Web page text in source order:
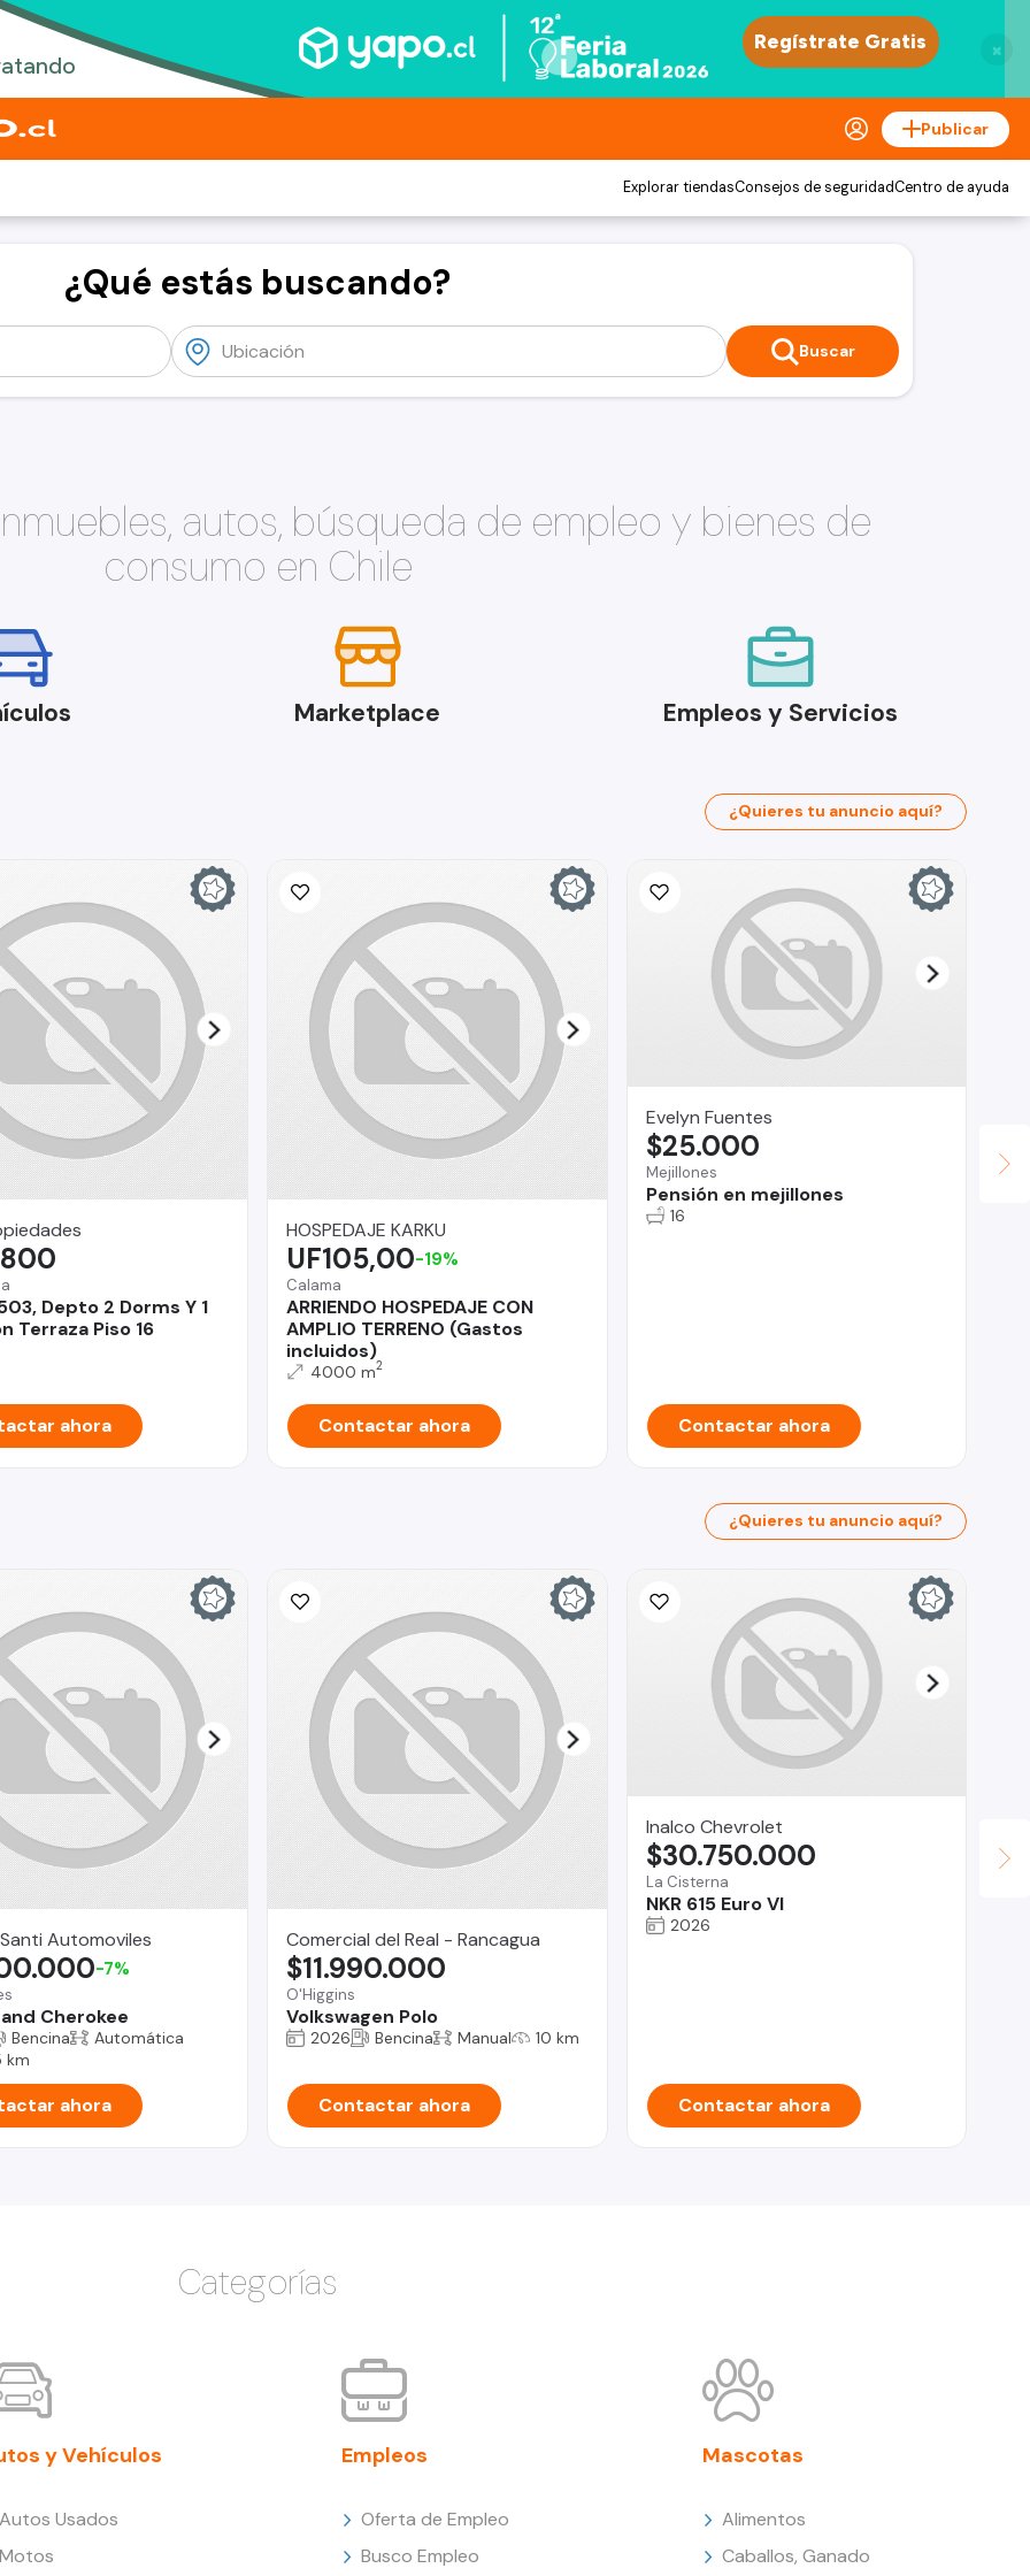
×
Publicar
Explorar tiendasConsejos de seguridadCentro de ayuda
¿Qué estás buscando?
Buscar
autos, búsqueda de empleo y bienes de
consumo en Chile
Marketplace Empleos y Servicios
¿Quieres tu anuncio aquí?
Depto 2 Dorms Y 1
Terraza Piso 16
ahora
HOSPEDAJE KARKU
Calama
ARRIENDO HOSPEDAJE CON
AMPLIO TERRENO (Gastos
incluidos)
UF105,00-19%
4000 m2
Contactar ahora
Evelyn Fuentes
Mejillones
Pensión en mejillones
$25.000
16
Contactar ahora
¿Quieres tu anuncio aquí?
Automoviles
Cherokee
-7%
Bencina
Automática
km
ahora
Comercial del Real - Rancagua
O'Higgins
Volkswagen Polo
$11.990.000
2026 Bencina Manual 10 km
Contactar ahora
Inalco Chevrolet
La Cisterna
NKR 615 Euro VI
$30.750.000
2026
Contactar ahora
Categorías
y Vehículos
Usados
Empleos
Oferta de Empleo
Busco Empleo
Mascotas
Alimentos
Caballos, Ganado